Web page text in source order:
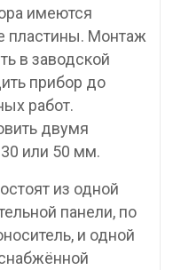
имеются
пластины. Монтаж
в заводской
прибор до
работ.
двумя
или 50 мм.
из одной
панели, по
и одной